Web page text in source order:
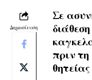
Δημοσίευση
Σε
πριν τη